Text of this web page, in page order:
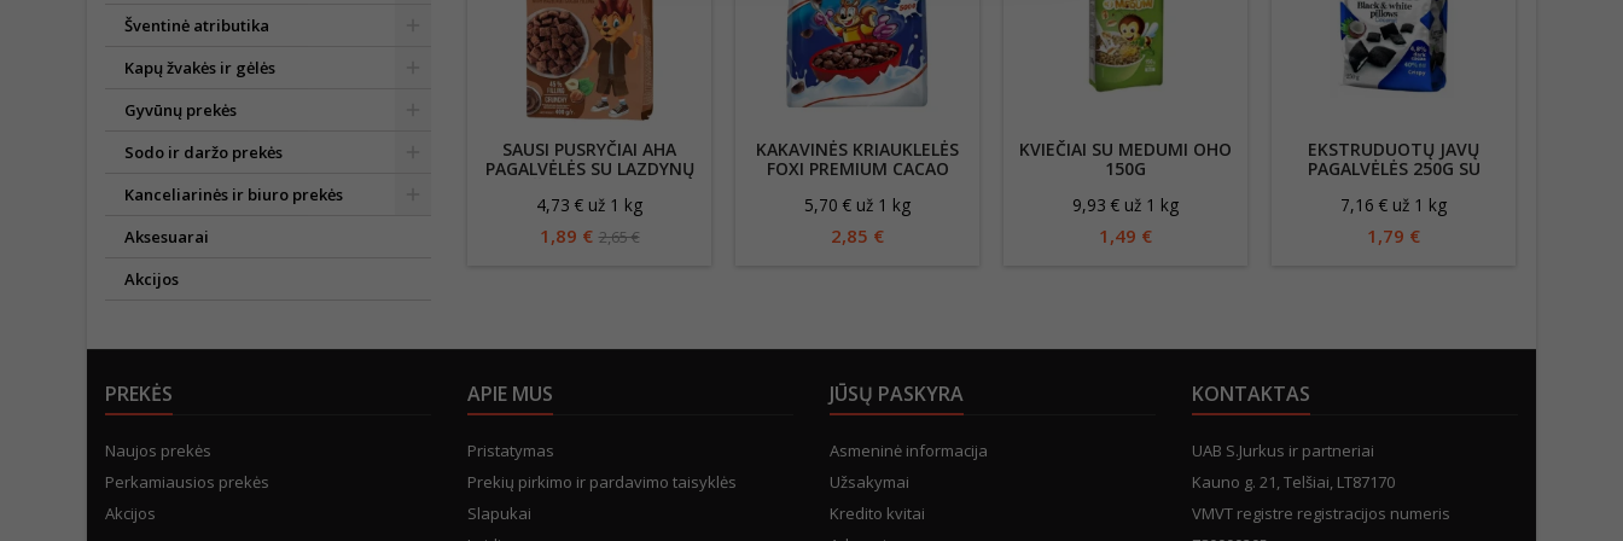
Šventinė atributika
Kapų žvakės ir gėlės
Gyvūnų prekės
Sodo ir daržo prekės
Kanceliarinės ir biuro prekės
Aksesuarai
Akcijos
SAUSI PUSRYČIAI AHA
PAGALVĖLĖS SU LAZDYNŲ
ĮDARU, 400G
4,73 € už 1 kg
1,89 € 2,65 €
KAKAVINĖS KRIAUKLELĖS
FOXI PREMIUM CACAO
5,70 € už 1 kg
2,85 €
KVIEČIAI SU MEDUMI OHO
150G
9,93 € už 1 kg
1,49 €
EKSTRUDUOTŲ JAVŲ
PAGALVĖLĖS 250G SU
7,16 € už 1 kg
1,79 €
PREKĖS
Naujos prekės
Perkamiausios prekės
Akcijos
APIE MUS
Pristatymas
Prekių pirkimo ir pardavimo taisyklės
Slapukai
JŪSŲ PASKYRA
Asmeninė informacija
Užsakymai
Kredito kvitai
KONTAKTAS
UAB S.Jurkus ir partneriai
Kauno g. 21, Telšiai, LT87170
VMVT registre registracijos numeris